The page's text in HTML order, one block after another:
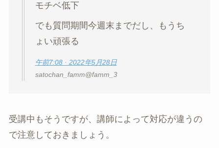
モチベ低下
でも質問期間今週末までだし、もうち
ょい頑張る
午前7:08 · 2022年5月28日
satochan_famm@famm_3
受講中もそうですが、講師によって対応が違うの
で注意しておきましょう。